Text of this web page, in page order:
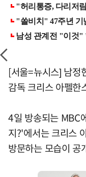
[서울=뉴시스] 남정
감독 크리스 아펠한
4일 방송되는 MBC
지?'에서는 크리스
방문하는 모습이 공